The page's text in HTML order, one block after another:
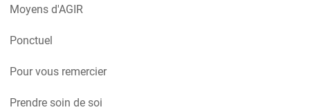
Moyens d'AGIR
Ponctuel
Pour vous remercier
Prendre soin de soi